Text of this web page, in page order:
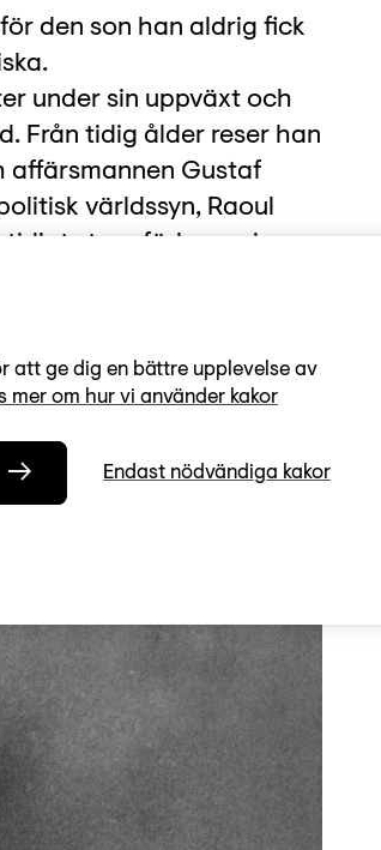
att ge dig en bättre upplevelse av
mer om hur vi använder kakor
Endast nödvändiga kakor
den son han aldrig fick
under sin uppväxt och
Från tidig ålder reser han
affärsmannen Gustaf
världssyn, Raoul
stora förhoppningar
1937 får Raouls och
slut. Raoul tvingas nu att ta